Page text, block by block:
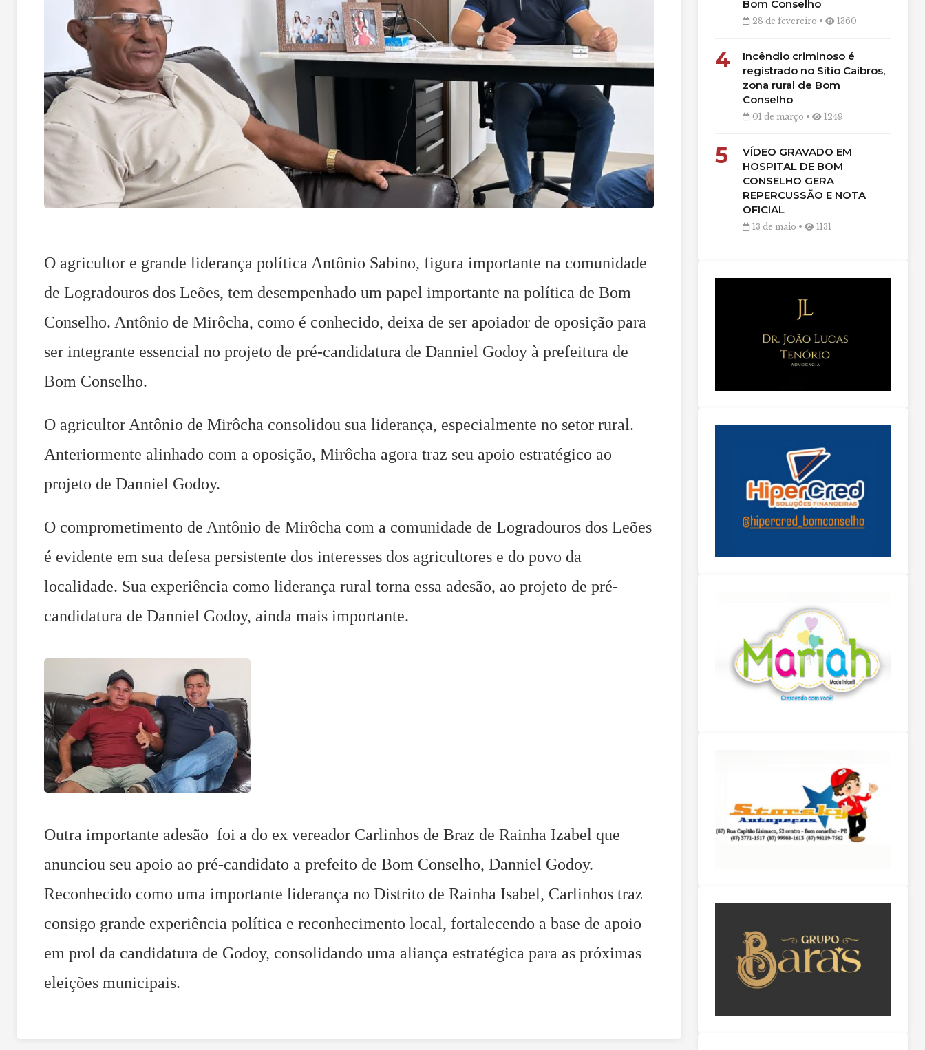
O agricultor e grande liderança política Antônio Sabino, figura importante na comunidade
de Logradouros dos Leões, tem desempenhado um papel importante na política de Bom
Conselho. Antônio de Mirôcha, como é conhecido, deixa de ser apoiador de oposição para
ser integrante essencial no projeto de pré-candidatura de Danniel Godoy à prefeitura de
Bom Conselho.
O agricultor Antônio de Mirôcha consolidou sua liderança, especialmente no setor rural.
Anteriormente alinhado com a oposição, Mirôcha agora traz seu apoio estratégico ao
projeto de Danniel Godoy.
O comprometimento de Antônio de Mirôcha com a comunidade de Logradouros dos Leões
é evidente em sua defesa persistente dos interesses dos agricultores e do povo da
localidade. Sua experiência como liderança rural torna essa adesão, ao projeto de pré-
candidatura de Danniel Godoy, ainda mais importante.
Outra importante adesão foi a do ex vereador Carlinhos de Braz de Rainha Izabel que
anunciou seu apoio ao pré-candidato a prefeito de Bom Conselho, Danniel Godoy.
Reconhecido como uma importante liderança no Distrito de Rainha Isabel, Carlinhos traz
consigo grande experiência política e reconhecimento local, fortalecendo a base de apoio
em prol da candidatura de Godoy, consolidando uma aliança estratégica para as próximas
eleições municipais.
Bom Conselho
28 de fevereiro • 1360
4
Incêndio criminoso é
registrado no Sítio Caibros,
zona rural de Bom
Conselho
01 de março • 1249
5
VÍDEO GRAVADO EM
HOSPITAL DE BOM
CONSELHO GERA
REPERCUSSÃO E NOTA
OFICIAL
13 de maio • 1131